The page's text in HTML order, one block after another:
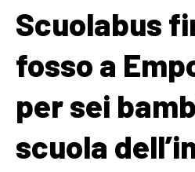
Scuolabus
fosso a
per sei
scuola